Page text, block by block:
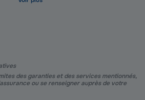
des garanties et des services mentionnés,
ou se renseigner auprès de votre